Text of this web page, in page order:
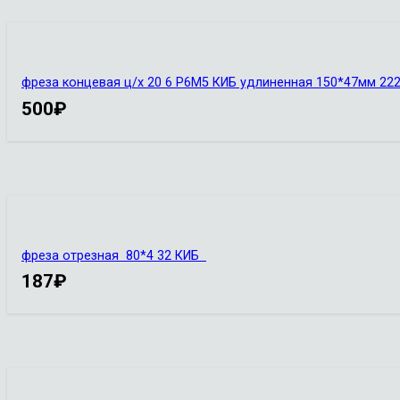
фреза концевая ц/х 20 6 Р6М5 КИБ удлиненная 150*47мм
500₽
фреза отрезная 80*4 32 КИБ
187₽